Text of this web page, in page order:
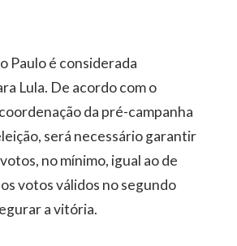
Paulo é considerada
Lula. De acordo com o
da pré-campanha
será necessário garantir
no mínimo, igual ao de
votos válidos no segundo
a vitória.